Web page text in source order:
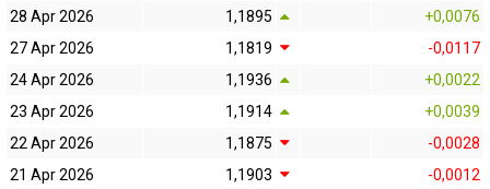
28 Apr 2026
1,1895
+0,0076
27 Apr 2026
1,1819
-0,0117
24 Apr 2026
1,1936
+0,0022
23 Apr 2026
1,1914
+0,0039
22 Apr 2026
1,1875
-0,0028
21 Apr 2026
1,1903
-0,0012